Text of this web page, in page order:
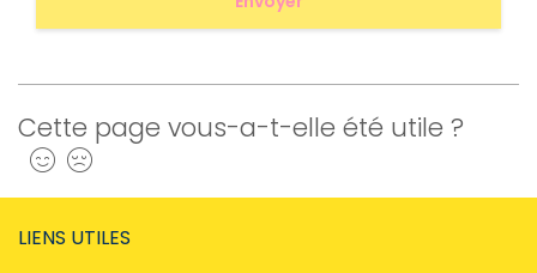
Cette page vous-a-t-elle été utile ?
Oui
LIENS UTILES